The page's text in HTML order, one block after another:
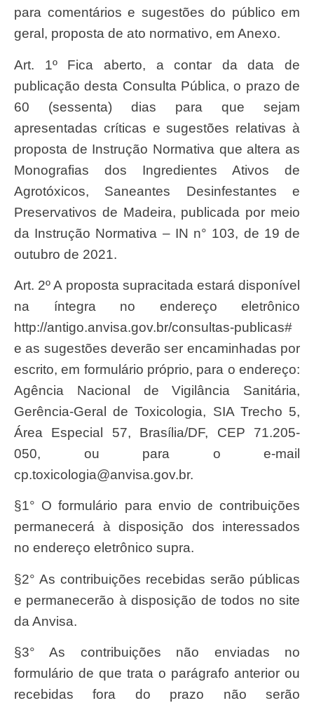
para comentários e sugestões do público em
geral, proposta de ato normativo, em Anexo.
Art. 1º Fica aberto, a contar da data de
publicação desta Consulta Pública, o prazo de
60 (sessenta) dias para que sejam
apresentadas críticas e sugestões relativas à
proposta de Instrução Normativa que altera as
Monografias dos Ingredientes Ativos de
Agrotóxicos, Saneantes Desinfestantes e
Preservativos de Madeira, publicada por meio
da Instrução Normativa – IN n° 103, de 19 de
outubro de 2021.
Art. 2º A proposta supracitada estará disponível
na íntegra no endereço eletrônico
http://antigo.anvisa.gov.br/consultas-publicas#
e as sugestões deverão ser encaminhadas por
escrito, em formulário próprio, para o endereço:
Agência Nacional de Vigilância Sanitária,
Gerência-Geral de Toxicologia, SIA Trecho 5,
Área Especial 57, Brasília/DF, CEP 71.205-
050, ou para o e-mail
cp.toxicologia@anvisa.gov.br.
§1° O formulário para envio de contribuições
permanecerá à disposição dos interessados
no endereço eletrônico supra.
§2° As contribuições recebidas serão públicas
e permanecerão à disposição de todos no site
da Anvisa.
§3° As contribuições não enviadas no
formulário de que trata o parágrafo anterior ou
recebidas fora do prazo não serão